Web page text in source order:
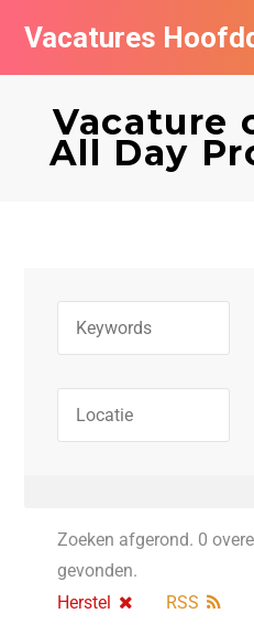
Vacatures
Vacature
All Day
Zoeken afgerond. 0
gevonden.
Herstel
RSS
Vacatures per bedrijf in